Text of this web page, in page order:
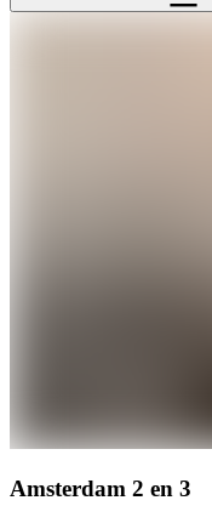
Amsterdam 2 en 3